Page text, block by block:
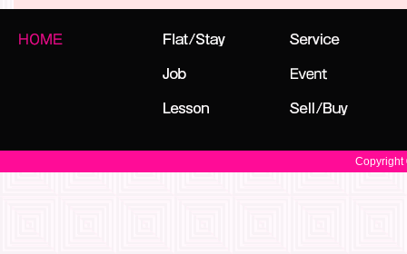
Copyright